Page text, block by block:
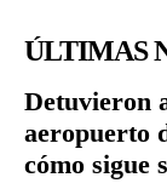
ÚLTIMAS
Detuvieron
aeropuerto
cómo sigue